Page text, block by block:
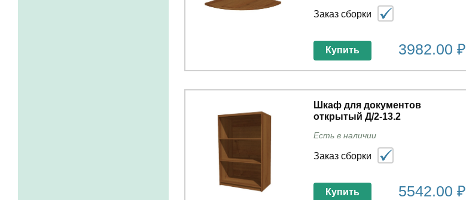
Заказ сборки
3982.00 ₽
Купить
Шкаф для документов
открытый Д/2-13.2
Есть в наличии
Заказ сборки
5542.00 ₽
Купить